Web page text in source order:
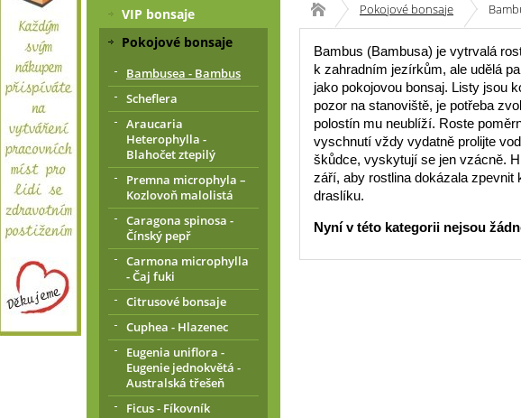
Pokojové bonsaje
Bambus (Bambusa) je vytrvalá
k zahradním jezírkům, ale udělá
jako pokojovou bonsaj. Listy jsou
pozor na stanoviště, je potřeba
polostín mu neublíží. Roste
vyschnutí vždy vydatně prolijte
škůdce, vyskytují se jen vzácně.
září, aby rostlina dokázala
draslíku.
Nyní v této kategorii nejsou
VIP bonsaje
Pokojové bonsaje
Bambusea - Bambus
Scheflera
Araucaria
Heterophylla -
Blahočet ztepilý
Premna microphyla –
Kozlovoň malolistá
Caragona spinosa -
Čínský pepř
Carmona microphylla
- Čaj fuki
Citrusové bonsaje
Cuphea - Hlazenec
Eugenia uniflora -
Eugenie jednokvětá -
Australská třešeň
Ficus - Fíkovník